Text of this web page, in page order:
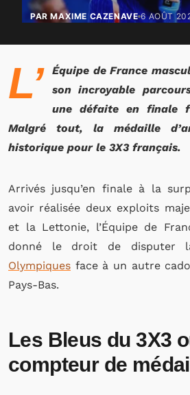
PAR MAXIME CAZENAVE 6 AOÛT
L’
Équipe de France
son incroyable
une défaite en finale
Malgré tout, la médaille
historique pour le 3X3 français.
Arrivés jusqu’en finale à la
avoir réalisée deux exploits
et la Lettonie, l’Équipe de
donné le droit de disputer
Olympiques face à un autre
Pays-Bas.
Les Bleus du 3X3
compteur de